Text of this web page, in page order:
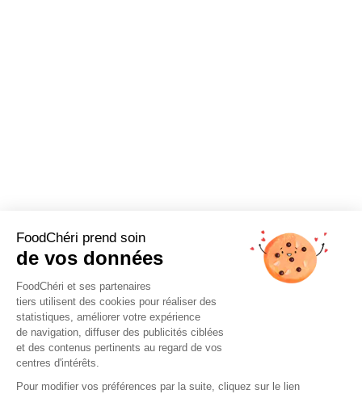
FoodChéri prend soin
de vos données
FoodChéri et ses partenaires
tiers utilisent des cookies pour réaliser des
statistiques, améliorer votre expérience
de navigation, diffuser des publicités ciblées
et des contenus pertinents au regard de vos
centres d'intérêts.
Pour modifier vos préférences par la suite, cliquez sur le lien